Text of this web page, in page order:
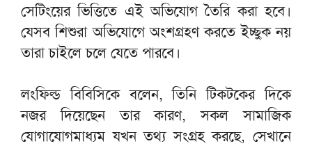
সেটিংয়ের ভিত্তিতে এই অভিযোগ তৈরি করা হবে।
যেসব শিশুরা অভিযোগে অংশগ্রহণ করতে ইচ্ছুক নয়
তারা চাইলে চলে যেতে পারবে।
লংফিল্ড বিবিসিকে বলেন, তিনি টিকটকের দিকে
নজর দিয়েছেন তার কারণ, সকল সামাজিক
যোগাযোগমাধ্যম যখন তথ্য সংগ্রহ করছে, সেখানে